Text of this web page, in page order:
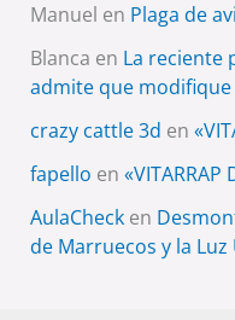
Manuel en Plaga de
Blanca en La reciente
admite que
crazy cattle 3d en
fapello en «VITARRAP
AulaChecken
de Marruecos y la